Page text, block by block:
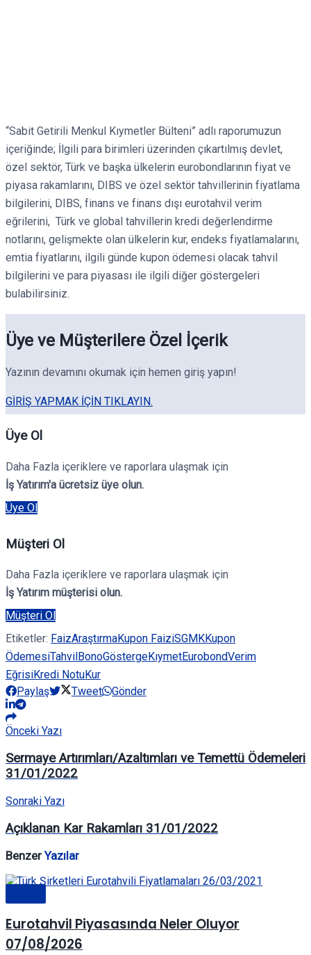
“Sabit Getirili Menkul Kıymetler Bülteni” adlı raporumuzun
içeriğinde; İlgili para birimleri üzerinden çıkartılmış devlet,
özel sektör, Türk ve başka ülkelerin eurobondlarının fiyat ve
piyasa rakamlarını, DIBS ve özel sektör tahvillerinin fiyatlama
bilgilerini, DIBS, finans ve finans dışı eurotahvil verim
eğrilerini, Türk ve global tahvillerin kredi değerlendirme
notlarını, gelişmekte olan ülkelerin kur, endeks fiyatlamalarını,
emtia fiyatlarını, ilgili günde kupon ödemesi olacak tahvil
bilgilerini ve para piyasası ile ilgili diğer göstergeleri
bulabilirsiniz.
Üye ve Müşterilere Özel İçerik
Yazının devamını okumak için hemen giriş yapın!
GIRIŞ YAPMAK IÇIN TIKLAYIN.
Üye Ol
Daha Fazla içeriklere ve raporlara ulaşmak için
İş Yatırım'a ücretsiz üye olun.
Üye Ol
Müşteri Ol
Daha Fazla içeriklere ve raporlara ulaşmak için
İş Yatırım müşterisi olun.
Müşteri Ol
Etiketler: FaizAraştırmaKupon FaiziSGMKKupon
ÖdemesiTahvil BonoGöstergeKıymetEurobondVerim
EğrisiKredi NotuKur
Paylaş
Tweet Gönder
Önceki Yazı
Sermaye Artırımları/Azaltımları ve Temettü Ödemeleri
31/01/2022
Sonraki Yazı
Açıklanan Kar Rakamları 31/01/2022
BenzerYazılar
Eurotahvil Piyasasında Neler Oluyor
07/08/2026